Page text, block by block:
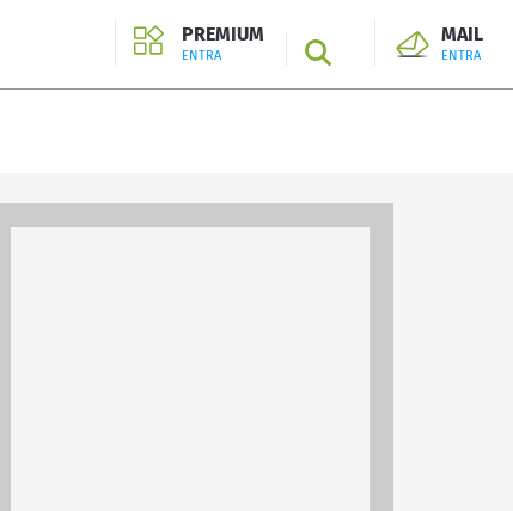
PREMIUM
ENTRA SEARCH
MAIL
ENTRA